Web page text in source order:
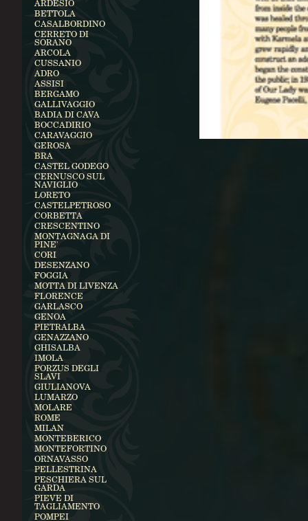
ARDESIO
BETTOLA
CASALBORDINO
CERRETO DI
SORANO
ARCOLA
CUSSANIO
ADRO
ASSISI
BERGAMO
GALLIVAGGIO
BADIA DI CAVA
BOCCADIRIO
CARAVAGGIO
GEROSA
BRA
CASTEL GODEGO
CERNUSCO SUL
NAVIGLIO
LORETO
CASTELPETROSO
CORBETTA
CRESCENTINO
MONTAGNAGA DI
PINE'
CORI
DESENZANO
FOGGIA
MOTTA DI LIVENZA
FLORENCE
GARLASCO
GENOA
PIETRALBA
GENAZZANO
GHISALBA
IMOLA
PORZUS DEGLI
SLAVI
GIULIANOVA
LUMARZO
MOLARE
ROME
MILAN
MONTEBERICO
MONTEFORTINO
ORNAVASSO
PELLESTRINA
PESCHIERA SUL
GARDA
PIEVE DI
TAGLIAMENTO
POMPEI